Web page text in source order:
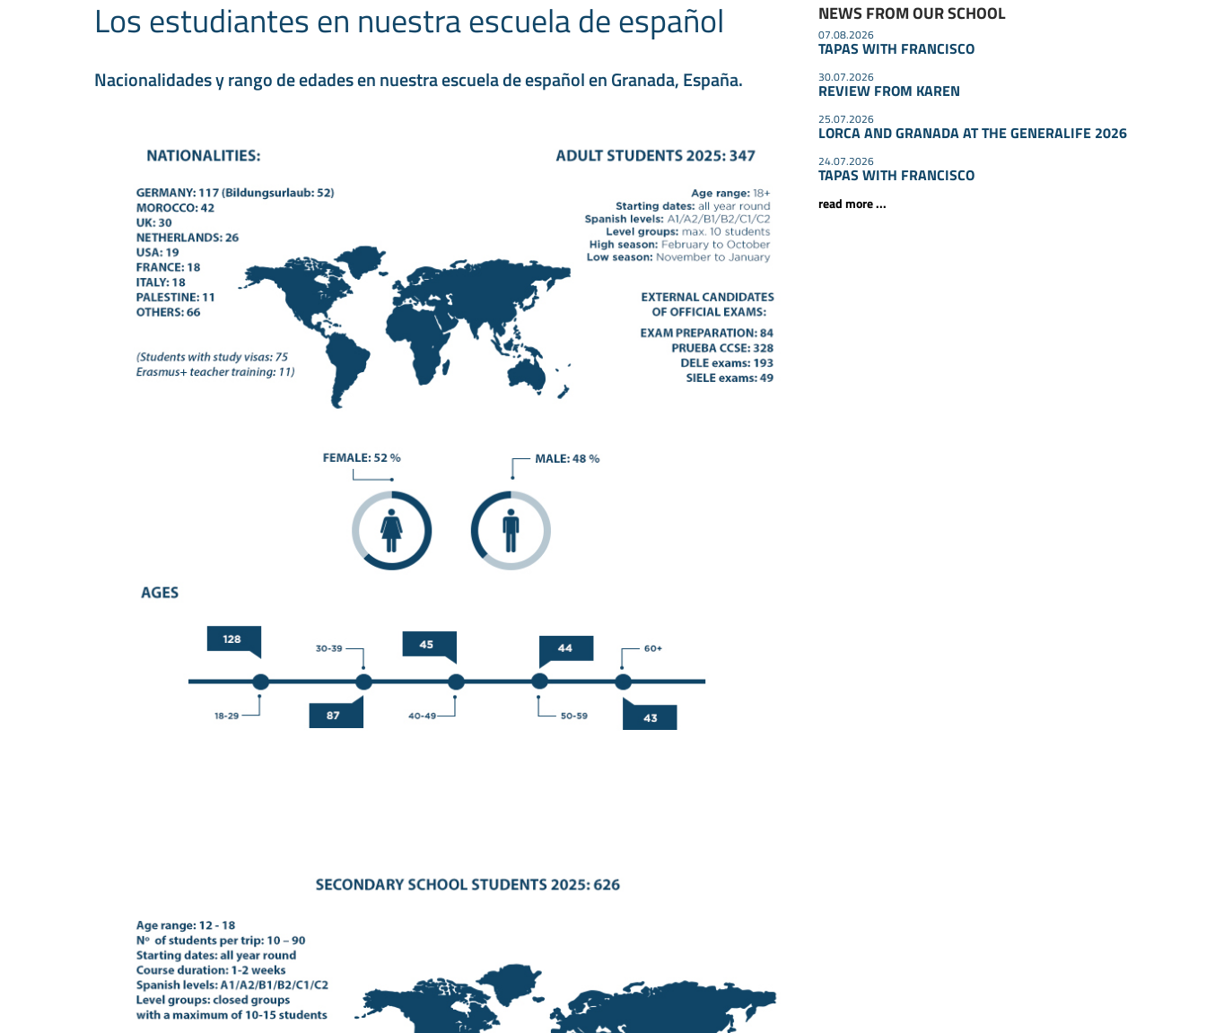
Los estudiantes en nuestra escuela de español
Nacionalidades y rango de edades en nuestra escuela de español en Granada, España.
NEWS FROM OUR SCHOOL
07.08.2026
TAPAS WITH FRANCISCO
30.07.2026
REVIEW FROM KAREN
25.07.2026
LORCA AND GRANADA AT THE GENERALIFE 2026
24.07.2026
TAPAS WITH FRANCISCO
read more ...